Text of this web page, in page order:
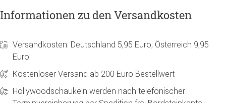
Informationen zu den Versandkosten
Versandkosten: Deutschland 5,95 Euro, Österreich 9,95
Euro
Kostenloser Versand ab 200 Euro Bestellwert
Hollywoodschaukeln werden nach telefonischer